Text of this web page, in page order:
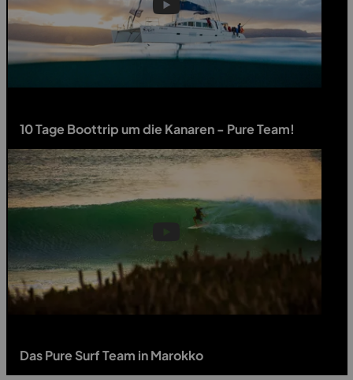
10 Tage Boottrip um die Kanaren - Pure Team!
Das Pure Surf Team in Marokko